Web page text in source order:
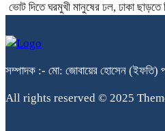
ভোট দিতে ঘরমুখী মানুষের ঢল, ঢাকা ছাড়তে
সম্পাদক :- মো: জোবায়ের হোসেন (ইফতি)
All rights reserved © 2025